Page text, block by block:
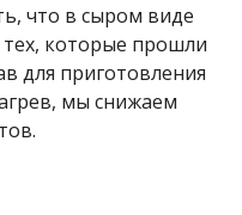
что в сыром виде
которые прошли
для приготовления
мы снижаем